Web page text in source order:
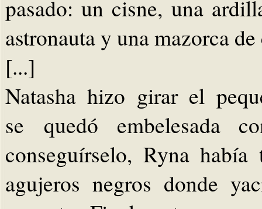
pasado: un cisne, una
astronauta y una mazorca
[...]
Natasha hizo girar el
se quedó embelesada
conseguírselo, Ryna
agujeros negros donde